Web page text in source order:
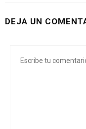
DEJA UN